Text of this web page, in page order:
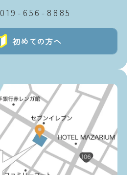
019-656-8885
初めての方へ